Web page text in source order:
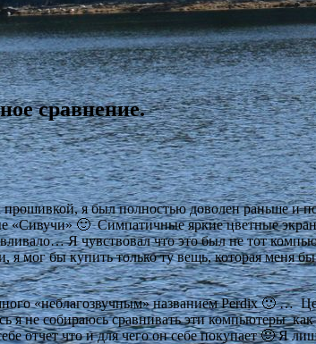
сравнение.
я был полностью доволен раньше и
«Сивучи» 🙂 Симпатичные яркие цветные
Я чувствовал что это был не тот
бы купить только ту вещь, которая меня
«неблагозвучным» названием Perdix 🙂 …
не собираюсь сравнивать эти компьютеры
отчет что и для чего он себе покупает 🙂 Я